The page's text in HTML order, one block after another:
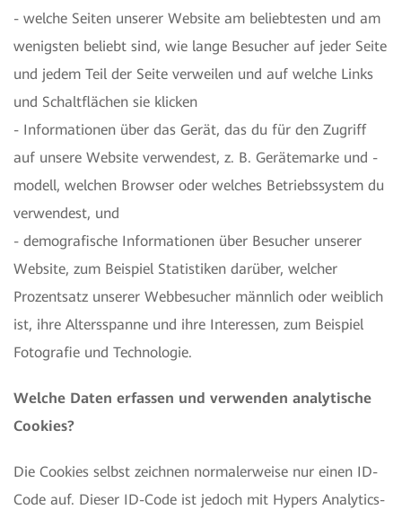
- welche Seiten unserer Website am beliebtesten und am
wenigsten beliebt sind, wie lange Besucher auf jeder Seite
und jedem Teil der Seite verweilen und auf welche Links
und Schaltflächen sie klicken
- Informationen über das Gerät, das du für den Zugriff
auf unsere Website verwendest, z. B. Gerätemarke und -
modell, welchen Browser oder welches Betriebssystem du
verwendest, und
- demografische Informationen über Besucher unserer
Website, zum Beispiel Statistiken darüber, welcher
Prozentsatz unserer Webbesucher männlich oder weiblich
ist, ihre Altersspanne und ihre Interessen, zum Beispiel
Fotografie und Technologie.
Welche Daten erfassen und verwenden analytische
Cookies?
Die Cookies selbst zeichnen normalerweise nur einen ID-
Code auf. Dieser ID-Code ist jedoch mit Hypers Analytics-